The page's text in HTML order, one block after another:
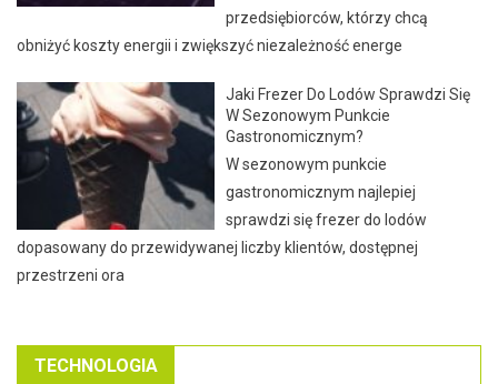
przedsiębiorców, którzy chcą
obniżyć koszty energii i zwiększyć niezależność energe
Jaki Frezer Do Lodów Sprawdzi Się
W Sezonowym Punkcie
Gastronomicznym?
W sezonowym punkcie
gastronomicznym najlepiej
sprawdzi się frezer do lodów
dopasowany do przewidywanej liczby klientów, dostępnej
przestrzeni ora
TECHNOLOGIA